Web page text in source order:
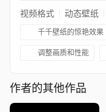
视频格式 动态壁纸
千千壁纸的惊艳效果
调整画质和性能
作者的其他作品